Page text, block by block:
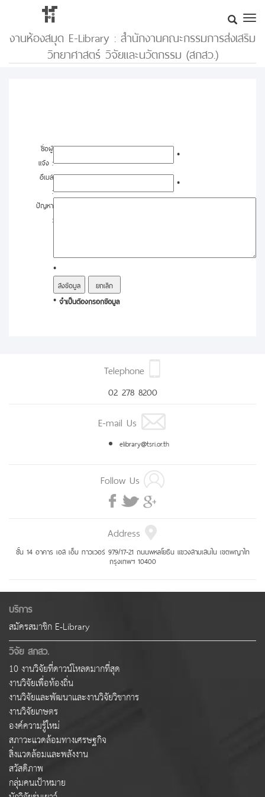
งานห้องสมุด E-Library : สำนักงานคณะกรรมการส่งเสริม
วิทยาศาสตร์ วิจัยและนวัตกรรม (สกสว.)
ชื่อผู้
แจ้ง :
*
อีเมล์
:
*
ปัญหา
:
*
* จำเป็นต้องกรอกข้อมูล
Telephone
02 278 8200
E-mail Us
elibrary@tsri.or.th
Follow Us
Address
ชั้น 14 อาคาร เอส เอ็ม ทาวเวอร์ 979/17-21 ถนนพหลโยธิน แขวงสามเสนใน เขตพญาไท
กรุงเทพฯ 10400
บริการ
สมัครสมาชิก E-Library
วิจัย สกสว.
10 งานวิจัยที่ดาวน์โหลดมากที่สุด
งานวิจัยเพื่อท้องถิ่น
งานวิจัยและพัฒนาและงานวิจัยวิชาการ
งานวิจัยเกษตร
องค์ความรู้ใหม่
สภาวะแวดล้อมทางเศรษฐกิจ
สิ่งแวดล้อมและพลังงาน
สวัสดิภาพ
กลุ่มคนเป้าหมาย